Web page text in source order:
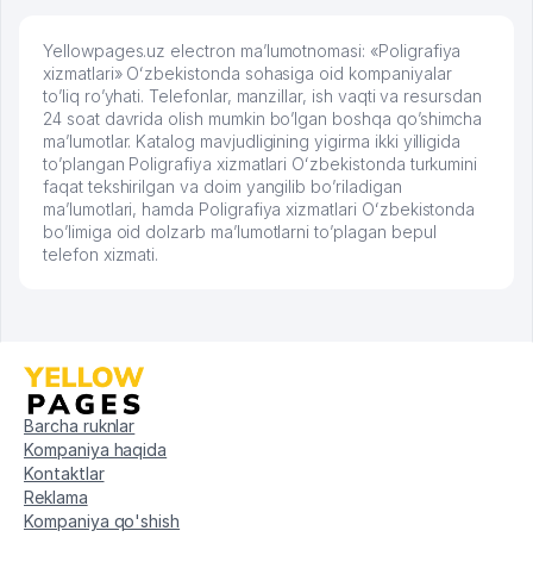
Yellowpages.uz electron ma’lumotnomasi: «Poligrafiya
xizmatlari» Oʻzbekistonda sohasiga oid kompaniyalar
to’liq ro’yhati. Telefonlar, manzillar, ish vaqti va resursdan
24 soat davrida olish mumkin bo’lgan boshqa qo’shimcha
ma’lumotlar. Katalog mavjudligining yigirma ikki yilligida
to’plangan Poligrafiya xizmatlari Oʻzbekistonda turkumini
faqat tekshirilgan va doim yangilib bo’riladigan
ma’lumotlari, hamda Poligrafiya xizmatlari Oʻzbekistonda
bo’limiga oid dolzarb ma’lumotlarni to’plagan bepul
telefon xizmati.
Barcha ruknlar
Kompaniya haqida
Kontaktlar
Reklama
Kompaniya qo'shish